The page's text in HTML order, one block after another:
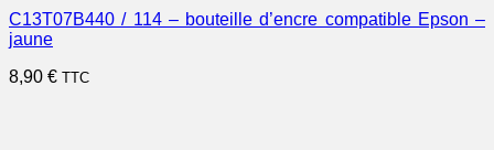
C13T07B440 / 114 – bouteille d’encre compatible Epson –
jaune
8,90 € TTC